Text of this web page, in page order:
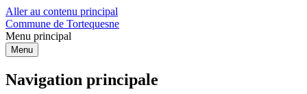
Aller au contenu principal
Commune de Tortequesne
Menu principal
Menu
Navigation principale